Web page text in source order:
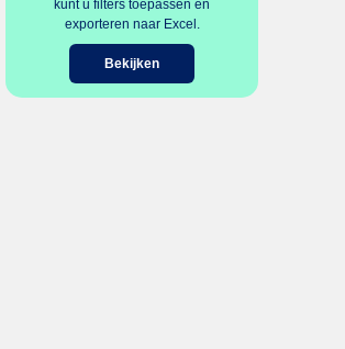
kunt u filters toepassen en
exporteren naar Excel.
Bekijken